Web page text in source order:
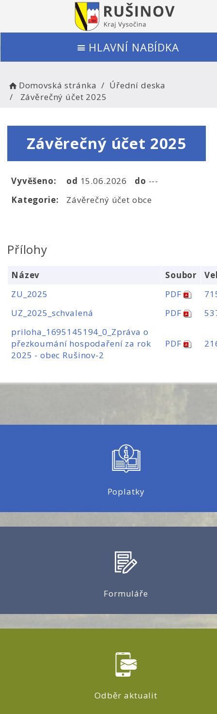
HLAVNÍ NABÍDKA
Domovská stránka
Úřední deska
Závěrečný účet 2025
Závěrečný účet 2025
Vyvěšeno: od 15.06.2026 do ---
Kategorie:
Závěrečný účet obce
Přílohy
Název Soubor
ZU_2025
PDF
UZ_2025_schvalená
PDF
priloha_1695145194_0_Zpráva o
přezkoumání hospodaření za rok
2025 - obec Rušinov-2
PDF
Poplatky
Formuláře
Odběr aktualit